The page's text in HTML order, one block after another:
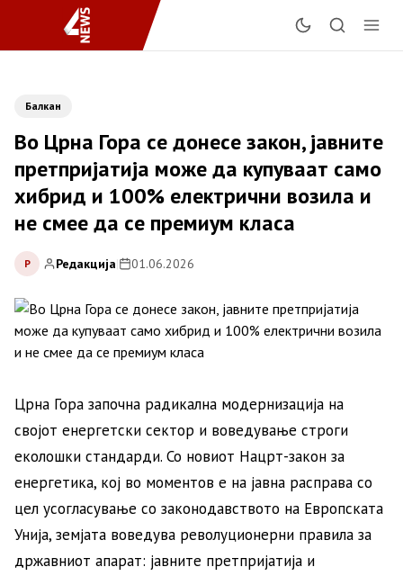
Балкан
Во Црна Гора се донесе закон, јавните
претпријатија може да купуваат само
хибрид и 100% електрични возила и
не смее да се премиум класа
Р Редакција| 01.06.2026
Црна Гора започна радикална модернизација на
својот енергетски сектор и воведување строги
еколошки стандарди. Со новиот Нацрт-закон за
енергетика, кој во моментов е на јавна расправа со
цел усогласување со законодавството на Европската
Унија, земјата воведува револуционерни правила за
државниот апарат: јавните претпријатија и